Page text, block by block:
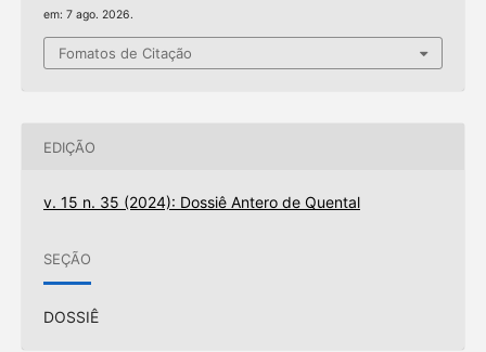
em: 7 ago. 2026.
Fomatos de Citação
EDIÇÃO
v. 15 n. 35 (2024): Dossiê Antero de Quental
SEÇÃO
DOSSIÊ